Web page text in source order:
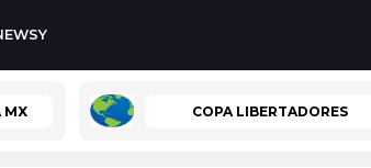
MX COPA LIBERTADORES